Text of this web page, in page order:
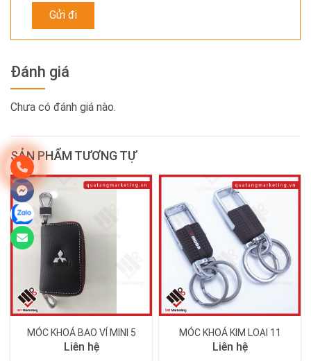
Đánh giá
Chưa có đánh giá nào.
SẢN PHẨM TƯƠNG TỰ
MÓC KHOÁ BAO VÍ MINI 5
Liên hệ
MÓC KHOÁ KIM LOẠI 11
Liên hệ